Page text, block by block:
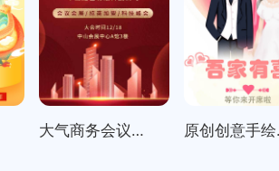
大气商务会议招商展会科技峰会邀请函 原创